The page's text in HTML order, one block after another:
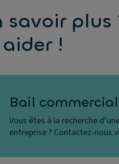
savoir
!
Bail commercial
Vous êtes à la recherche
entreprise ? Contactez-nous